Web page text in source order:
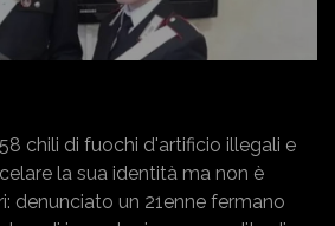
chili di fuochi d'artificio illegali e
la sua identità ma non è
denunciato un 21enne fermano